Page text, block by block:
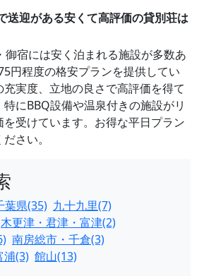
送迎がある安くて高評価の貸別荘は
御宿には安く泊まれる施設が多数あ
円程度の格安プランを提供してい
実度、立地の良さで高評価を得て
にBBQ設備や温泉付きの施設がリ
を受けています。お得な平日プラン
さい。
葉県(35) 九十九里(7)
木更津・君津・富津(2)
南房総市・千倉(3)
浦(3) 館山(13)